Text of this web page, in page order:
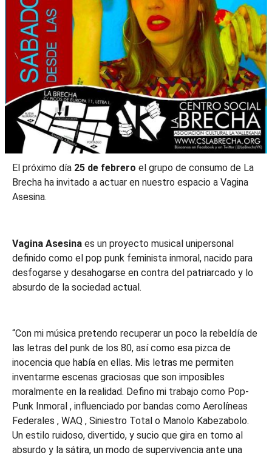
El próximo día 25 de febrero el grupo de consumo de La
Brecha ha invitado a actuar en nuestro espacio a Vagina
Asesina.
Vagina Asesina es un proyecto musical unipersonal
definido como el pop punk feminista inmoral, nacido para
desfogarse y desahogarse en contra del patriarcado y lo
absurdo de la sociedad actual.
“Con mi música pretendo recuperar un poco la rebeldía de
las letras del punk de los 80, así como esa pizca de
inocencia que había en ellas. Mis letras me permiten
inventarme escenas graciosas que son imposibles
moralmente en la realidad. Defino mi trabajo como Pop-
Punk Inmoral , influenciado por bandas como Aerolíneas
Federales , WAQ , Siniestro Total o Manolo Kabezabolo.
Un estilo ruidoso, divertido, y sucio que gira en torno al
absurdo y la sátira, un modo de supervivencia ante una